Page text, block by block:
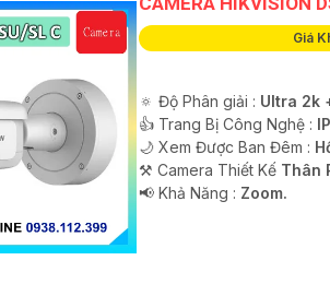
Giá
🔅 Độ Phân giải : Ultra 2k
👍 Trang Bị Công Nghệ :
🌙 Xem Được Ban Đêm :
⚒ Camera Thiết Kế Thân
️📢 Khả Năng : Zoom.